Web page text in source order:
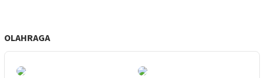
OLAHRAGA